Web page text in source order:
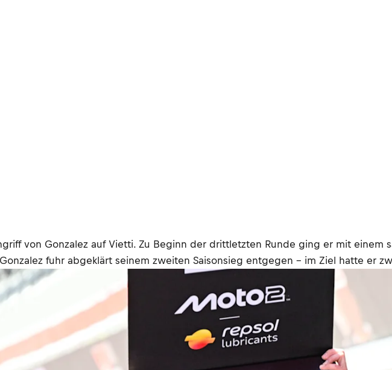
von Gonzalez auf Vietti. Zu Beginn der drittletzten Runde ging er mit einem
fuhr abgeklärt seinem zweiten Saisonsieg entgegen – im Ziel hatte er